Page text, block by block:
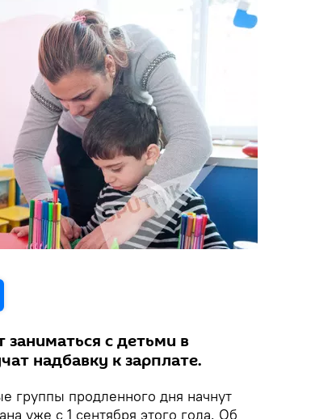
с детьми в
надбавку к зарплате.
группы продленного дня начнут
уже с 1 сентября этого года. Об